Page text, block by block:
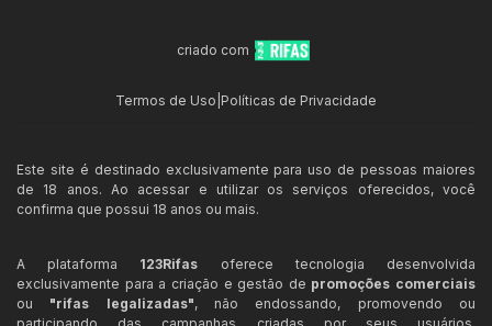
criado com
Termos de Uso Políticas de Privacidade
Este site é destinado exclusivamente para uso de pessoas maiores
de 18 anos. Ao acessar e utilizar os serviços oferecidos, você
confirma que possui 18 anos ou mais.
A plataforma 123Rifas oferece tecnologia desenvolvida
exclusivamente para a criação e gestão de promoções comerciais
ou "rifas legalizadas", não endossando, promovendo ou